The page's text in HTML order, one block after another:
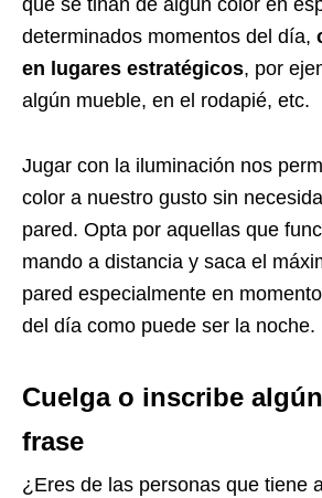
determinados momentos del día,
en lugares estratégicos, por
algún mueble, en el rodapié, etc.
Jugar con la iluminación nos
color a nuestro gusto sin
pared. Opta por aquellas que
mando a distancia y saca el
pared especialmente en
del día como puede ser la noche.
Cuelga o inscribe
frase
¿Eres de las personas que tiene